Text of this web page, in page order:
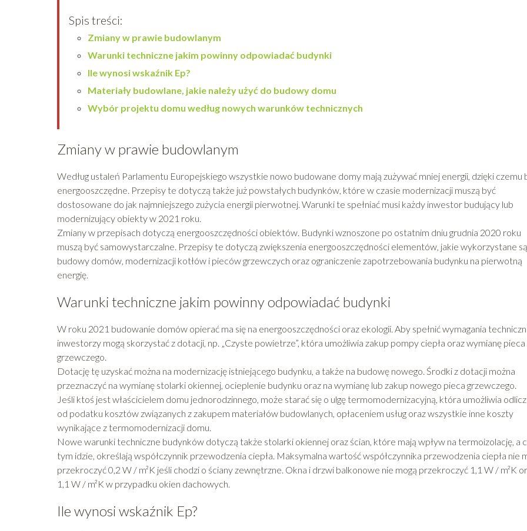
Spis treści:
Zmiany w prawie budowlanym
Warunki techniczne jakim powinny odpowiadać budynki
Ile wynosi wskaźnik Ep?
Materiały budowlane, jakie należy użyć do budowy domu
Wybór projektu domu według nowych warunków technicznych
Zmiany w prawie budowlanym
Według ustaleń Parlamentu Europejskiego wszystkie nowo budowane domy mają zużywać mniej energii, dzięki czemu
energooszczędne. Przepisy te dotyczą także już powstałych budynków, które w czasie modernizacji muszą być
dostosowane do jak najmniejszego zużycia energii pierwotnej. Warunki te spełniać musi każdy inwestor budujący lub
modernizujący obiekty w 2021 roku.
Zmiany w przepisach dotyczą energooszczędności obiektów. Budynki wznoszone po ostatnim dniu grudnia 2020 roku
muszą być samowystarczalne. Przepisy te dotyczą zwiększenia energooszczędności elementów, jakie wykorzystane
budowy domów, modernizacji kotłów i pieców grzewczych oraz ograniczenie zapotrzebowania budynku na pierwotną
energię.
Warunki techniczne jakim powinny odpowiadać budynki
W roku 2021 budowanie domów opierać ma się na energooszczędności oraz ekologii. Aby spełnić wymagania
inwestorzy mogą skorzystać z dotacji, np. „Czyste powietrze”, która umożliwia zakup pompy ciepła oraz wymianę pieca
grzewczego.
Dotację tę uzyskać można na modernizację istniejącego budynku, a także na budowę nowego. Środki z dotacji można
przeznaczyć na wymianę stolarki okiennej, ocieplenie budynku oraz na wymianę lub zakup nowego pieca grzewczego.
Jeśli ktoś jest właścicielem domu jednorodzinnego, może starać się o ulgę termomodernizacyjną, która umożliwia
od podatku kosztów związanych z zakupem materiałów budowlanych, opłaceniem usług oraz wszystkie inne koszty
wynikające z termomodernizacji domu.
Nowe warunki techniczne budynków dotyczą także stolarki okiennej oraz ścian, które mają wpływ na termoizolację, a
tym idzie, określają współczynnik przewodzenia ciepła. Maksymalna wartość współczynnika przewodzenia ciepła nie
przekroczyć 0,2 W / m²K jeśli chodzi o ściany zewnętrzne. Okna i drzwi balkonowe nie mogą przekroczyć 1,1 W / m²K
1,1 W / m²K w przypadku okien dachowych.
Ile wynosi wskaźnik Ep?